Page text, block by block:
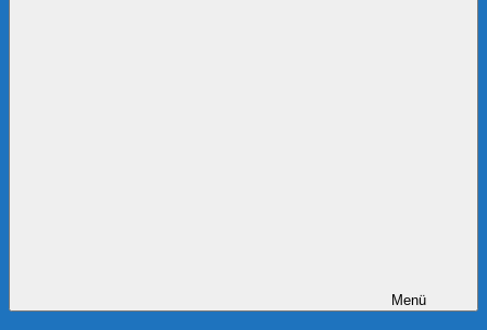
Menü